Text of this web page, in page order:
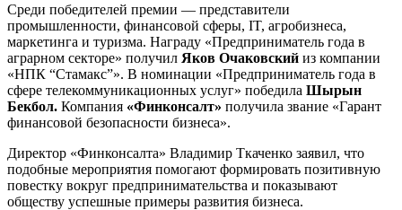
Среди победителей премии — представители
промышленности, финансовой сферы, IT, агробизнеса,
маркетинга и туризма. Награду «Предприниматель года в
аграрном секторе» получил Яков Очаковский из компании
«НПК “Стамакс”». В номинации «Предприниматель года в
сфере телекоммуникационных услуг» победила Шырын
Бекбол. Компания «Финконсалт» получила звание «Гарант
финансовой безопасности бизнеса».
Директор «Финконсалта» Владимир Ткаченко заявил, что
подобные мероприятия помогают формировать позитивную
повестку вокруг предпринимательства и показывают
обществу успешные примеры развития бизнеса.